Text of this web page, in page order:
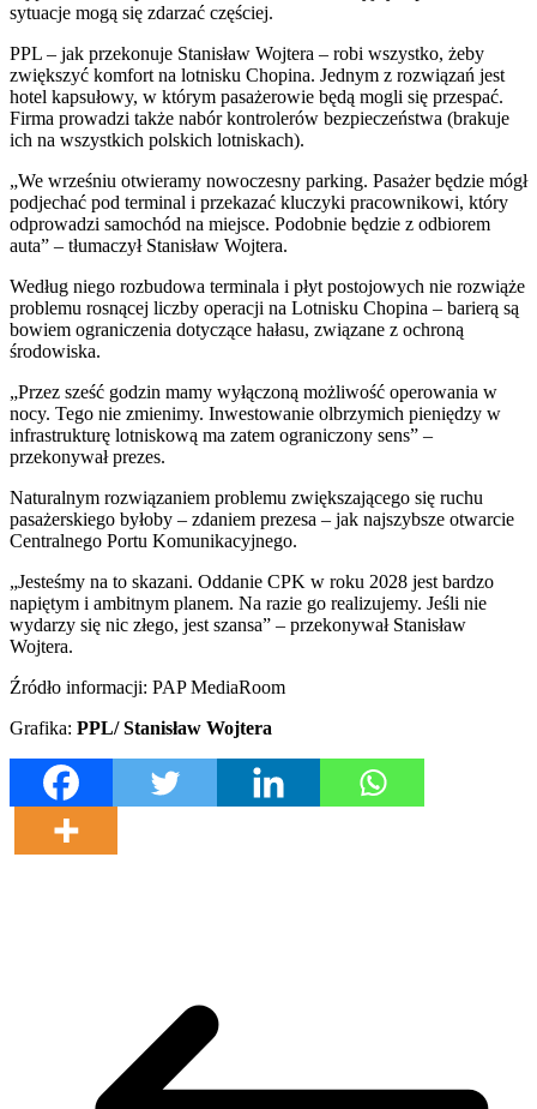
sytuacje mogą się zdarzać częściej.
PPL – jak przekonuje Stanisław Wojtera – robi wszystko, żeby
zwiększyć komfort na lotnisku Chopina. Jednym z rozwiązań jest
hotel kapsułowy, w którym pasażerowie będą mogli się przespać.
Firma prowadzi także nabór kontrolerów bezpieczeństwa (brakuje
ich na wszystkich polskich lotniskach).
„We wrześniu otwieramy nowoczesny parking. Pasażer będzie mógł
podjechać pod terminal i przekazać kluczyki pracownikowi, który
odprowadzi samochód na miejsce. Podobnie będzie z odbiorem
auta” – tłumaczył Stanisław Wojtera.
Według niego rozbudowa terminala i płyt postojowych nie rozwiąże
problemu rosnącej liczby operacji na Lotnisku Chopina – barierą są
bowiem ograniczenia dotyczące hałasu, związane z ochroną
środowiska.
„Przez sześć godzin mamy wyłączoną możliwość operowania w
nocy. Tego nie zmienimy. Inwestowanie olbrzymich pieniędzy w
infrastrukturę lotniskową ma zatem ograniczony sens” –
przekonywał prezes.
Naturalnym rozwiązaniem problemu zwiększającego się ruchu
pasażerskiego byłoby – zdaniem prezesa – jak najszybsze otwarcie
Centralnego Portu Komunikacyjnego.
„Jesteśmy na to skazani. Oddanie CPK w roku 2028 jest bardzo
napiętym i ambitnym planem. Na razie go realizujemy. Jeśli nie
wydarzy się nic złego, jest szansa” – przekonywał Stanisław
Wojtera.
Źródło informacji: PAP MediaRoom
Grafika: PPL/ Stanisław Wojtera